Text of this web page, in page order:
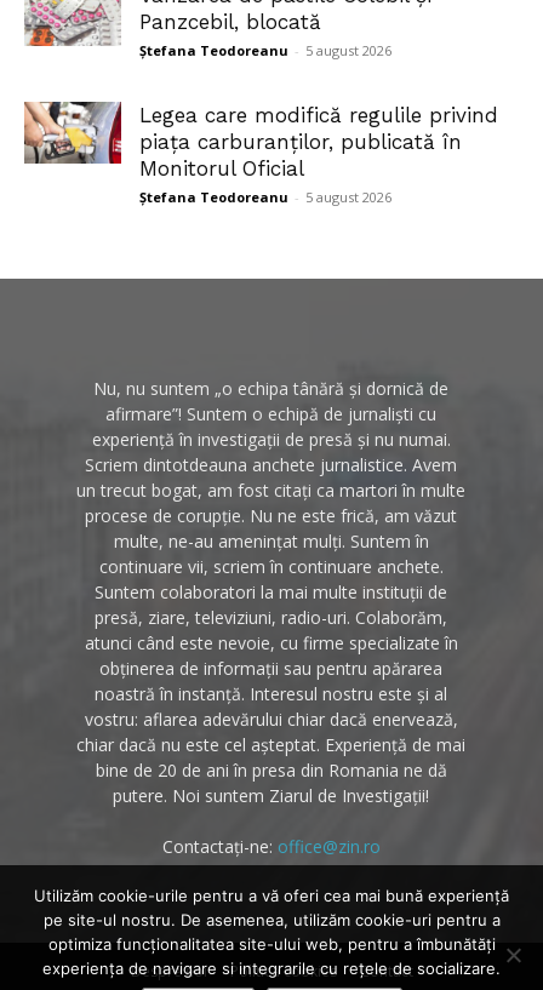
Panzcebil, blocată
Ștefana Teodoreanu - 5 august 2026
Legea care modifică regulile privind
piața carburanților, publicată în
Monitorul Oficial
Ștefana Teodoreanu - 5 august 2026
Nu, nu suntem „o echipa tânără și dornică de
afirmare”! Suntem o echipă de jurnaliști cu
experiență în investigații de presă și nu numai.
Scriem dintotdeauna anchete jurnalistice. Avem
un trecut bogat, am fost citați ca martori în multe
procese de corupție. Nu ne este frică, am văzut
multe, ne-au amenințat mulți. Suntem în
continuare vii, scriem în continuare anchete.
Suntem colaboratori la mai multe instituții de
presă, ziare, televiziuni, radio-uri. Colaborăm,
atunci când este nevoie, cu firme specializate în
obținerea de informații sau pentru apărarea
noastră în instanță. Interesul nostru este și al
vostru: aflarea adevărului chiar dacă enervează,
chiar dacă nu este cel așteptat. Experiență de mai
bine de 20 de ani în presa din Romania ne dă
putere. Noi suntem Ziarul de Investigații!
Contactați-ne: office@zin.ro
Despre noi Politica cookies Contact
Utilizăm cookie-urile pentru a vă oferi cea mai bună experiență
pe site-ul nostru. De asemenea, utilizăm cookie-uri pentru a
optimiza funcţionalitatea site-ului web, pentru a îmbunătăţi
experienţa de navigare si integrarile cu reţele de socializare.